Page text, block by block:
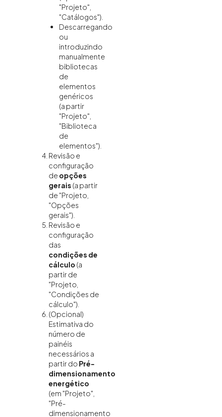
"Projeto",
"Catálogos").
Descarregando
ou
introduzindo
manualmente
bibliotecas
de
elementos
genéricos
(a partir
"Projeto",
"Biblioteca
de
elementos").
Revisão e
configuração
de opções
gerais (a partir
de "Projeto,
"Opções
gerais").
Revisão e
configuração
das
condições de
cálculo (a
partir de
"Projeto,
"Condições de
cálculo").
(Opcional)
Estimativa do
número de
painéis
necessários a
partir do Pré-
dimensionamento
energético
(em "Projeto",
"Pré-
dimensionamento